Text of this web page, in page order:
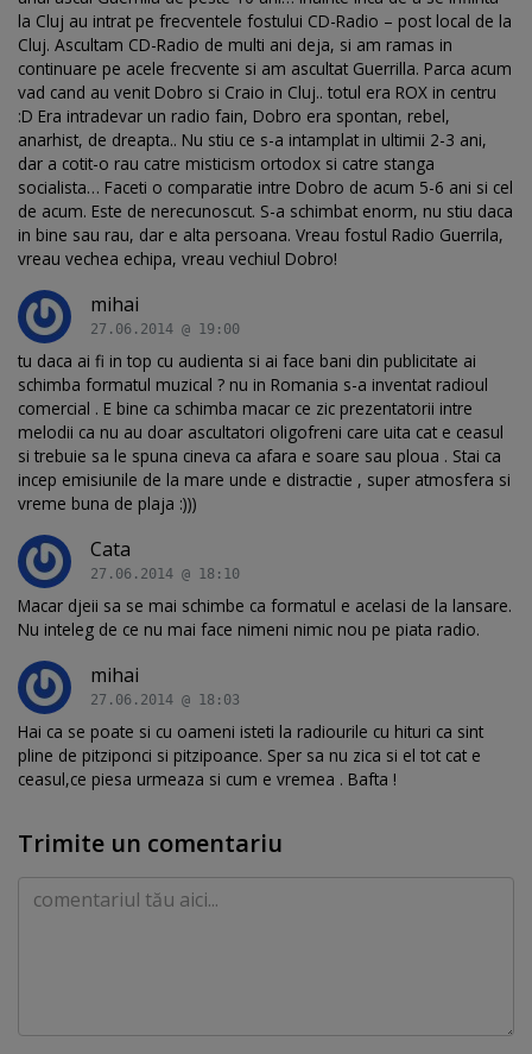
la Cluj au intrat pe frecventele fostului CD-Radio – post local de la
Cluj. Ascultam CD-Radio de multi ani deja, si am ramas in
continuare pe acele frecvente si am ascultat Guerrilla. Parca acum
vad cand au venit Dobro si Craio in Cluj.. totul era ROX in centru
:D Era intradevar un radio fain, Dobro era spontan, rebel,
anarhist, de dreapta.. Nu stiu ce s-a intamplat in ultimii 2-3 ani,
dar a cotit-o rau catre misticism ortodox si catre stanga
socialista… Faceti o comparatie intre Dobro de acum 5-6 ani si cel
de acum. Este de nerecunoscut. S-a schimbat enorm, nu stiu daca
in bine sau rau, dar e alta persoana. Vreau fostul Radio Guerrila,
vreau vechea echipa, vreau vechiul Dobro!
mihai
27.06.2014 @ 19:00
tu daca ai fi in top cu audienta si ai face bani din publicitate ai
schimba formatul muzical ? nu in Romania s-a inventat radioul
comercial . E bine ca schimba macar ce zic prezentatorii intre
melodii ca nu au doar ascultatori oligofreni care uita cat e ceasul
si trebuie sa le spuna cineva ca afara e soare sau ploua . Stai ca
incep emisiunile de la mare unde e distractie , super atmosfera si
vreme buna de plaja :)))
Cata
27.06.2014 @ 18:10
Macar djeii sa se mai schimbe ca formatul e acelasi de la lansare.
Nu inteleg de ce nu mai face nimeni nimic nou pe piata radio.
mihai
27.06.2014 @ 18:03
Hai ca se poate si cu oameni isteti la radiourile cu hituri ca sint
pline de pitziponci si pitzipoance. Sper sa nu zica si el tot cat e
ceasul,ce piesa urmeaza si cum e vremea . Bafta !
Trimite un comentariu
Comentariu